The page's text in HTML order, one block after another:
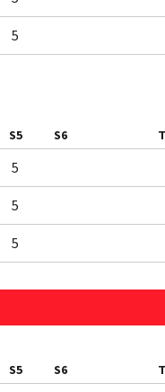
5
S5 S6
5
5
5
S5 S6